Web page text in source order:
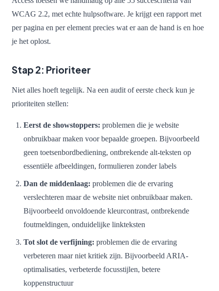
WCAG 2.2, met echte hulpsoftware. Je krijgt een rapport met
per pagina en per element precies wat er aan de hand is en hoe
je het oplost.
Stap 2: Prioriteer
Niet alles hoeft tegelijk. Na een audit of eerste check kun je
prioriteiten stellen:
Eerst de showstoppers: problemen die je website
onbruikbaar maken voor bepaalde groepen. Bijvoorbeeld
geen toetsenbordbediening, ontbrekende alt-teksten op
essentiële afbeeldingen, formulieren zonder labels
Dan de middenlaag: problemen die de ervaring
verslechteren maar de website niet onbruikbaar maken.
Bijvoorbeeld onvoldoende kleurcontrast, ontbrekende
foutmeldingen, onduidelijke linkteksten
Tot slot de verfijning: problemen die de ervaring
verbeteren maar niet kritiek zijn. Bijvoorbeeld ARIA-
optimalisaties, verbeterde focusstijlen, betere
koppenstructuur